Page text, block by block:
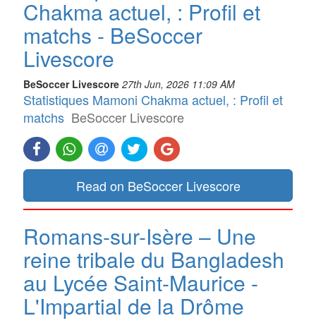
Chakma actuel, : Profil et
matchs - BeSoccer
Livescore
BeSoccer Livescore 27th Jun, 2026 11:09 AM
Statistiques Mamoni Chakma actuel, : Profil et
matchs BeSoccer Livescore
Read on BeSoccer Livescore
Romans-sur-Isère – Une
reine tribale du Bangladesh
au Lycée Saint-Maurice -
L'Impartial de la Drôme